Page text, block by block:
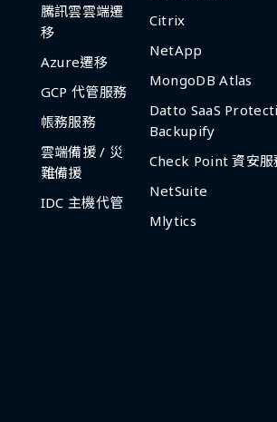
騰訊雲雲端遷
移
Azure遷移
GCP 代管服務
帳務服務
雲端備援 / 災
難備援
IDC 主機代管
Citrix
NetApp
MongoDB Atlas
Datto SaaS
Backupify
Check Point 資安服
NetSuite
Mlytics